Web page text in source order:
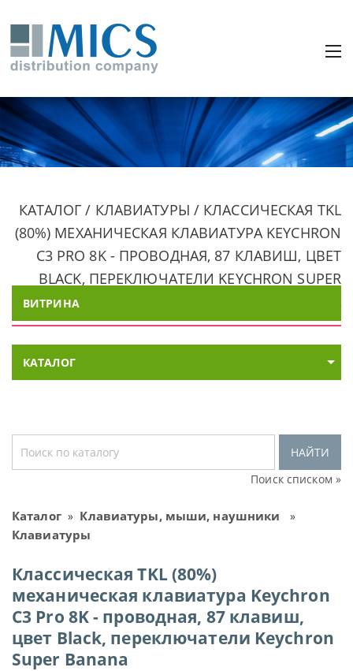
КАТАЛОГ / КЛАВИАТУРЫ / КЛАССИЧЕСКАЯ TKL
(80%) МЕХАНИЧЕСКАЯ КЛАВИАТУРА KEYCHRON
C3 PRO 8K - ПРОВОДНАЯ, 87 КЛАВИШ, ЦВЕТ
BLACK, ПЕРЕКЛЮЧАТЕЛИ KEYCHRON SUPER
ВИТРИНА
КАТАЛОГ
НАЙТИ
Поиск списком »
Каталог» Клавиатуры, мыши, наушники »
Клавиатуры
Классическая TKL (80%)
механическая клавиатура Keychron
C3 Pro 8K - проводная, 87 клавиш,
цвет Black, переключатели Keychron
Super Banana